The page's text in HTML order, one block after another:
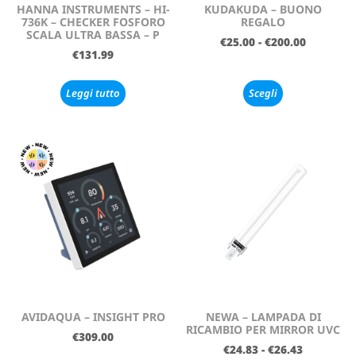
HANNA INSTRUMENTS – HI-
736K – CHECKER FOSFORO
SCALA ULTRA BASSA – P
€131.99
Leggi tutto
KUDAKUDA – BUONO
REGALO
€25.00 - €200.00
Scegli
AVIDAQUA – INSIGHT PRO
€309.00
NEWA – LAMPADA DI
RICAMBIO PER MIRROR UVC
€24.83 - €26.43